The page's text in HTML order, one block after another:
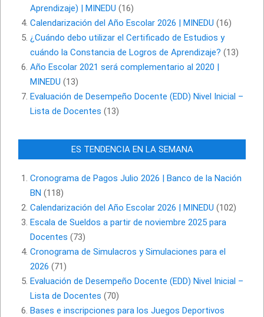
Aprendizaje) | MINEDU (16)
Calendarización del Año Escolar 2026 | MINEDU (16)
¿Cuándo debo utilizar el Certificado de Estudios y
cuándo la Constancia de Logros de Aprendizaje? (13)
Año Escolar 2021 será complementario al 2020 |
MINEDU (13)
Evaluación de Desempeño Docente (EDD) Nivel Inicial –
Lista de Docentes (13)
ES TENDENCIA EN LA SEMANA
Cronograma de Pagos Julio 2026 | Banco de la Nación
BN (118)
Calendarización del Año Escolar 2026 | MINEDU (102)
Escala de Sueldos a partir de noviembre 2025 para
Docentes (73)
Cronograma de Simulacros y Simulaciones para el
2026 (71)
Evaluación de Desempeño Docente (EDD) Nivel Inicial –
Lista de Docentes (70)
Bases e inscripciones para los Juegos Deportivos